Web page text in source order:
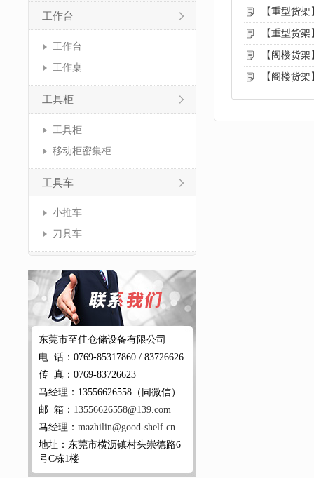
工作台
工作台
工作桌
工具柜
工具柜
移动柜密集柜
工具车
小推车
刀具车
东莞市至佳仓储设备有限公司
电 话：0769-85317860 / 83726626
传 真：0769-83726623
马经理：13556626558（同微信）
邮 箱： 13556626558@139.com
马经理： mazhilin@good-shelf.cn
地址：东莞市横沥镇村头崇德路6
号C栋1楼
【重型货
【重型货
【阁楼货
【阁楼货